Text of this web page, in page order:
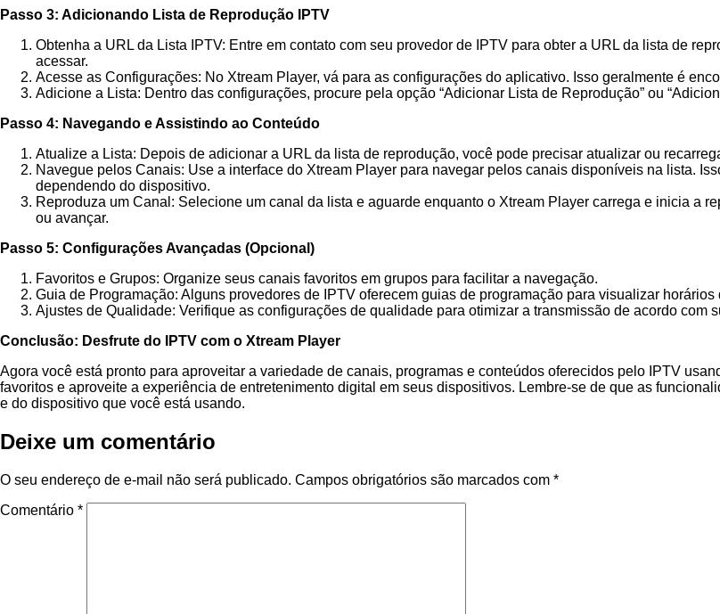
Passo 3: Adicionando Lista de Reprodução IPTV
Obtenha a URL da Lista IPTV: Entre em contato com seu provedor de IPTV para obter a URL da lista de
acessar.
Acesse as Configurações: No Xtream Player, vá para as configurações do aplicativo. Isso geralmente é
Adicione a Lista: Dentro das configurações, procure pela opção “Adicionar Lista de Reprodução” ou
Passo 4: Navegando e Assistindo ao Conteúdo
Atualize a Lista: Depois de adicionar a URL da lista de reprodução, você pode precisar atualizar ou
Navegue pelos Canais: Use a interface do Xtream Player para navegar pelos canais disponíveis na lista.
dependendo do dispositivo.
Reproduza um Canal: Selecione um canal da lista e aguarde enquanto o Xtream Player carrega e inicia a
ou avançar.
Passo 5: Configurações Avançadas (Opcional)
Favoritos e Grupos: Organize seus canais favoritos em grupos para facilitar a navegação.
Guia de Programação: Alguns provedores de IPTV oferecem guias de programação para visualizar horários
Ajustes de Qualidade: Verifique as configurações de qualidade para otimizar a transmissão de acordo com
Conclusão: Desfrute do IPTV com o Xtream Player
Agora você está pronto para aproveitar a variedade de canais, programas e conteúdos oferecidos pelo IPTV
favoritos e aproveite a experiência de entretenimento digital em seus dispositivos. Lembre-se de que as
e do dispositivo que você está usando.
Deixe um comentário
O seu endereço de e-mail não será publicado. Campos obrigatórios são marcados com *
Comentário *